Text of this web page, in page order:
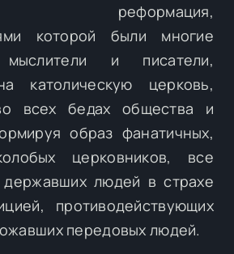
реформация,
которой были многие
мыслители и писатели,
католическую церковь,
всех бедах общества и
образ фанатичных,
церковников, все
людей в страхе
противодействующих
передовых людей.